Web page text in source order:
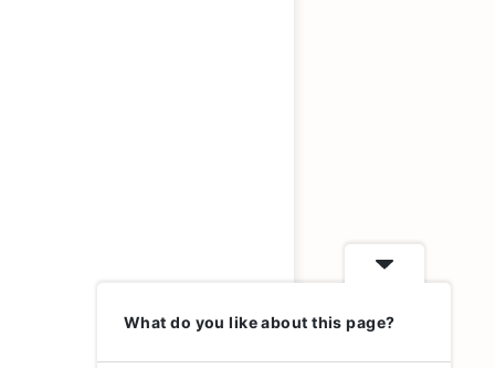
What do you like about this page?